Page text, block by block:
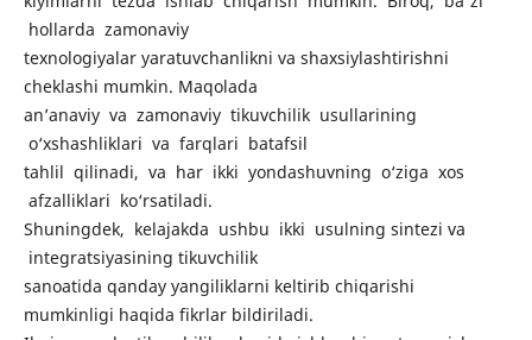
hollarda zamonaviy
texnologiyalar yaratuvchanlikni va shaxsiylashtirishni
cheklashi mumkin. Maqolada
an’anaviy va zamonaviy tikuvchilik usullarining
o‘xshashliklari va farqlari batafsil
tahlil qilinadi, va har ikki yondashuvning o‘ziga xos
afzalliklari ko‘rsatiladi.
Shuningdek, kelajakda ushbu ikki usulning sintezi va
integratsiyasining tikuvchilik
sanoatida qanday yangiliklarni keltirib chiqarishi
mumkinligi haqida fikrlar bildiriladi.